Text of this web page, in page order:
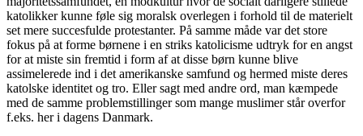
katolikker kunne føle sig moralsk overlegen i forhold til de materielt
set mere succesfulde protestanter. På samme måde var det store
fokus på at forme børnene i en striks katolicisme udtryk for en angst
for at miste sin fremtid i form af at disse børn kunne blive
assimelerede ind i det amerikanske samfund og hermed miste deres
katolske identitet og tro. Eller sagt med andre ord, man kæmpede
med de samme problemstillinger som mange muslimer står overfor
f.eks. her i dagens Danmark.